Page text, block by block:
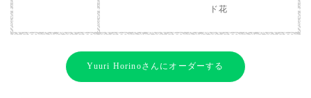
ド花
Yuuri Horinoさんにオーダーする